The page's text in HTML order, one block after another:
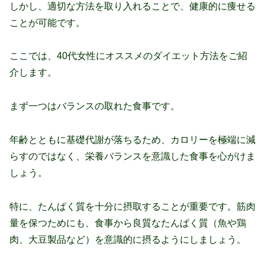
しかし、適切な方法を取り入れることで、健康的に痩せる
ことが可能です。
ここでは、40代女性にオススメのダイエット方法をご紹
介します。
まず一つはバランスの取れた食事です。
年齢とともに基礎代謝が落ちるため、カロリーを極端に減
らすのではなく、栄養バランスを意識した食事を心がけま
しょう。
特に、たんぱく質を十分に摂取することが重要です。筋肉
量を保つためにも、食事から良質なたんぱく質（魚や鶏
肉、大豆製品など）を意識的に摂るようにしましょう。